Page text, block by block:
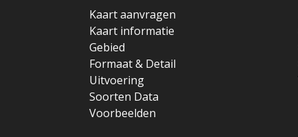
Kaart aanvragen
Kaart informatie
Gebied
Formaat & Detail
Uitvoering
Soorten Data
Voorbeelden